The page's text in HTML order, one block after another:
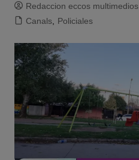
Redaccion eccos multimedios
Canals, Policiales